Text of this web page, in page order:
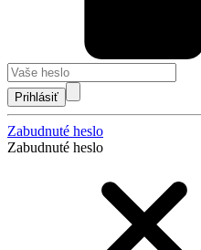
Prihlásiť
Zabudnuté heslo
Zabudnuté heslo